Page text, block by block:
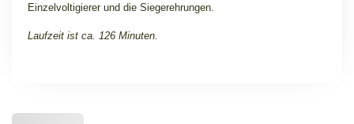
Einzelvoltigierer und die Siegerehrungen.
Laufzeit ist ca. 126 Minuten.